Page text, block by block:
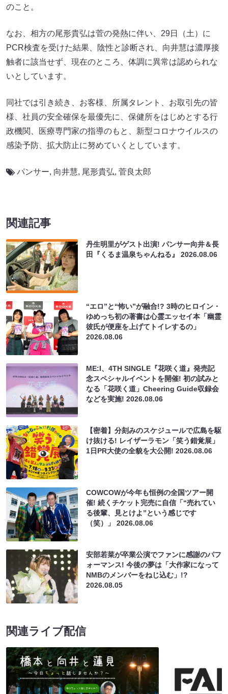
のこと。
なお、相方の尾形貴弘は菅の発熱に伴い、29日（土）に
PCR検査を受けた結果、陰性と診断され、向井慧は濃厚接
触者に該当せず、現在のところ、体調に異常は認められな
いとしています。
同社では引き続き、お客様、所属タレント、お取引先の皆
様、社員の安全確保を最優先に、保健所をはじめとする行
政機関、医療専門家の指導のもと、新型コロナウイルスの
感染予防、拡大防止に努めていくとしています。
パンサー, 向井慧, 尾形貴弘, 菅良太郎
関連記事
丹生明里がゲスト出演! パンサー向井＆長
田『くるま温泉ちゃんねる』2026.08.06
“エロ”と“怖い”が融合!? 3時のヒロイン・
ゆめっち初の著書は心霊エッセイ本「幽霊
彼氏が便座を上げてトイレするの」
2026.08.06
ME:I、4TH SINGLE『花咲く道』発売記
念スペシャルイベントを開催! 初の試みと
なる「花咲く道」Cheering Guide収録会
などを実施!2026.08.06
【密着】分刻みのスケジュールで広島を駆
け抜ける! レイザーラモン「笑う錯覚展」
1日PR大使の全貌を大公開!2026.08.06
COWCOWが今年も恒例の全国ツアー開
催! 続くチケット完売に自信「“売れてい
る後輩、見とけよ”という感じです
（笑）」2026.08.06
安部若菜が卒業公演でファンに感謝のパフ
ォーマンス! 今後の夢は「大作家になって
NMBのメンバーをねじ込む」!?
2026.08.05
関連ライブ配信